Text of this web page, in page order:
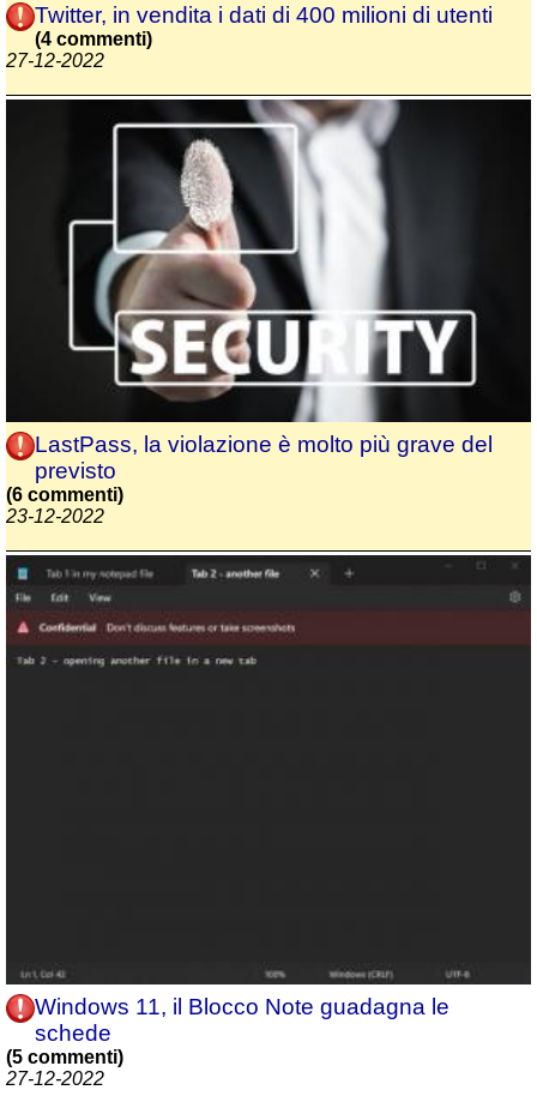
Twitter, in vendita i dati di 400 milioni di utenti
(4 commenti)
27-12-2022
LastPass, la violazione è molto più grave del
previsto
(6 commenti)
23-12-2022
Windows 11, il Blocco Note guadagna le
schede
(5 commenti)
27-12-2022